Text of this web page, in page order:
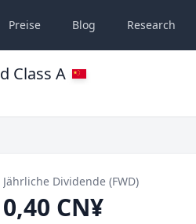
Preise Blog Research
Class A
Jährliche Dividende (FWD)
0,40 CN¥